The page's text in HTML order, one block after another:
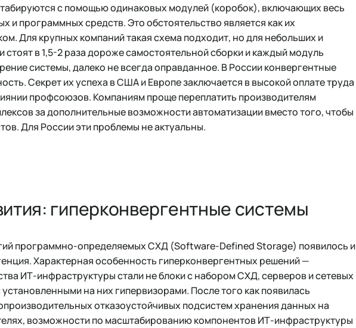
с помощью одинаковых модулей (коробок), включающих весь
и программных средств. Это обстоятельство является как их
Для крупных компаний такая схема подходит, но для небольших и
в 1,5-2 раза дороже самостоятельной сборки и каждый модуль
системы, далеко не всегда оправданное. В России конвергентные
Секрет их успеха в США и Европе заключается в высокой оплате труда
профсоюзов. Компаниям проще переплатить производителям
за дополнительные возможности автоматизации вместо того, чтобы
Для России эти проблемы не актуальны.
гиперконвергентные системы
программно-определяемых СХД (Software-Defined Storage) появилось и
Характерная особенность гиперконвергентных решений —
ИТ-инфраструктуры стали не блоки с набором СХД, серверов и сетевых
на них гипервизорами. После того как появилась
отказоустойчивых подсистем хранения данных на
возможности по масштабированию компонентов ИТ-инфраструктуры